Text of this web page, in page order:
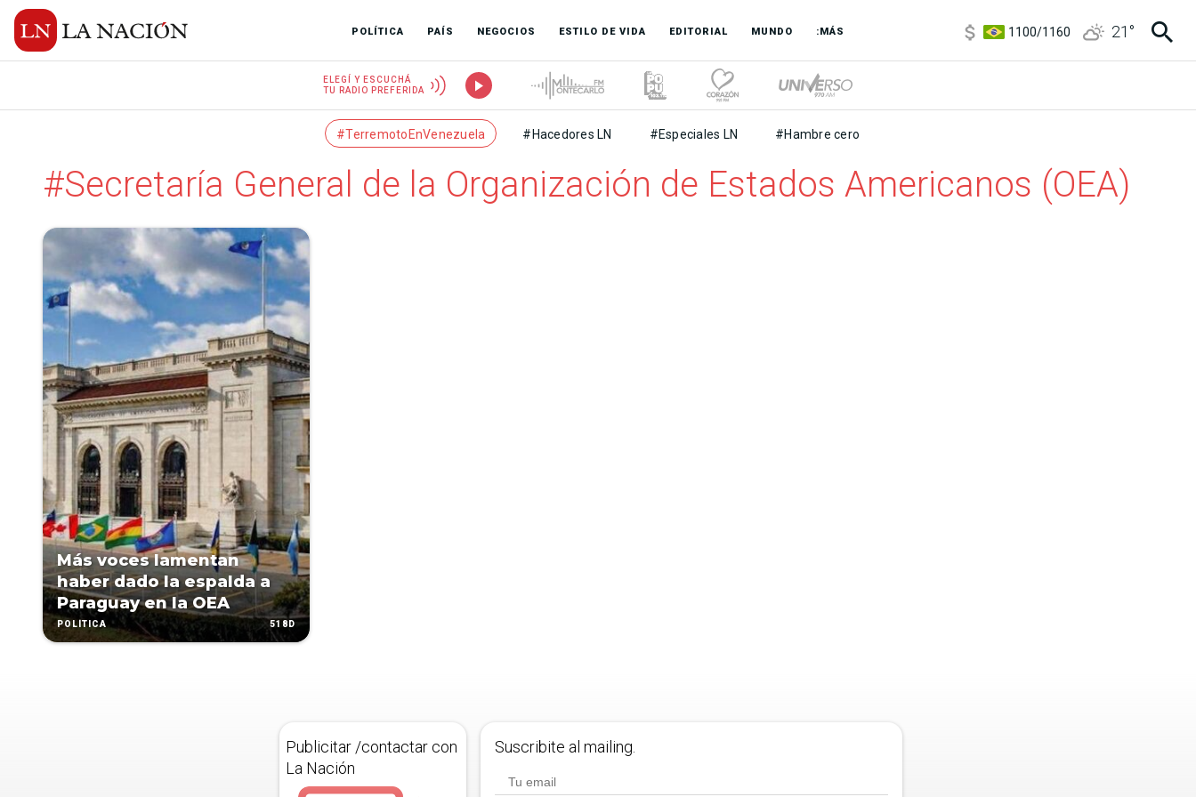
POLÍTICA PAÍS NEGOCIOS ESTILO DE VIDA EDITORIAL MUNDO :MÁS
1100/1160
21 °
ELEGÍ Y ESCUCHÁ
TU RADIO PREFERIDA
#TerremotoEnVenezuela #Hacedores LN #Especiales LN #Hambre cero
#Secretaría General de la Organización de Estados Americanos (OEA)
Más voces lamentan
haber dado la espalda a
Paraguay en la OEA
POLÍTICA 518D
Publicitar /contactar con
La Nación
Suscribite al mailing.